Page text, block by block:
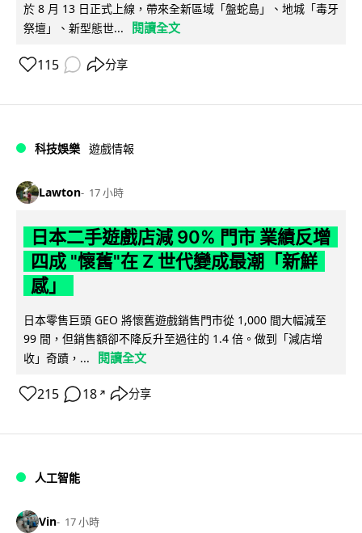
於 8 月 13 日正式上線，帶來全新區域「盤蛇島」、地城「毒牙
祭壇」、新型態世...
閱讀全文
115 分享
科技娛樂 遊戲情報
Lawton 17 小時
日本二手遊戲店減 90% 門市 業績反增
四成 "懷舊"在 Z 世代變成最潮「新鮮
感」
日本零售巨頭 GEO 將懷舊遊戲銷售門市從 1,000 間大幅減至
99 間，但銷售額卻不降反升至過往的 1.4 倍。做到「減店增
收」奇蹟，...
閱讀全文
215 18 ↗ 分享
人工智能
Vin 17 小時